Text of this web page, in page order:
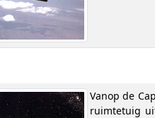
Vanop de
ruimtetuig